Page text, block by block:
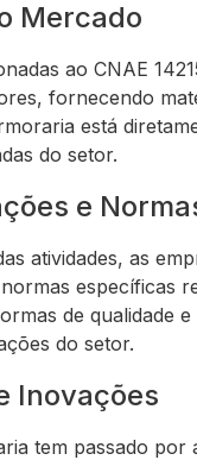
Mercado
ao CNAE
fornecendo
está
do setor.
e
atividades, as
específicas
de qualidade
do setor.
Inovações
tem passado por